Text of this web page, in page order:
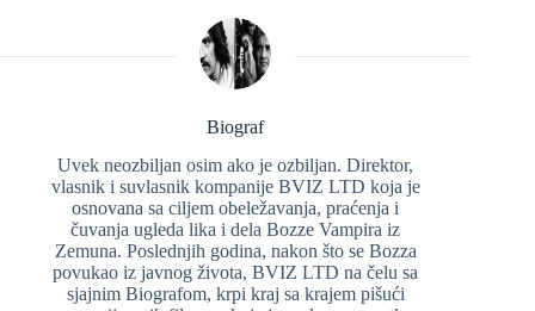
Biograf
Uvek neozbiljan osim ako je ozbiljan. Direktor,
vlasnik i suvlasnik kompanije BVIZ LTD koja je
osnovana sa ciljem obeležavanja, praćenja i
čuvanja ugleda lika i dela Bozze Vampira iz
Zemuna. Poslednjih godina, nakon što se Bozza
povukao iz javnog života, BVIZ LTD na čelu sa
sjajnim Biografom, krpi kraj sa krajem pišući